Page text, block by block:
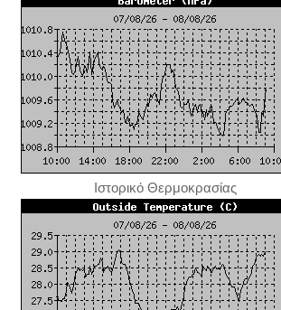
Ιστορικό Θερμοκρασίας